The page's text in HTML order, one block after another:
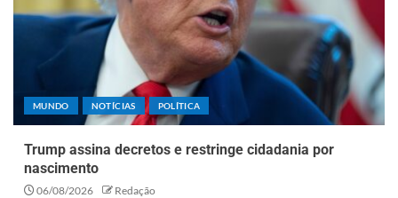
MUNDO NOTÍCIAS POLÍTICA
Trump assina decretos e restringe cidadania por
nascimento
06/08/2026 Redação